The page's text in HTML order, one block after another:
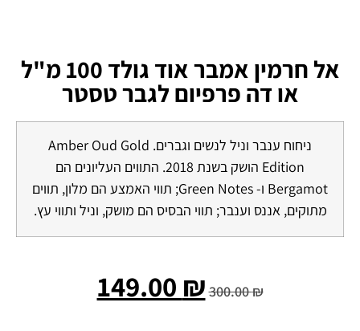
אל חרמין אמבר אוד גולד 100 מ"ל
או דה פרפיום לגבר טסטר
ניחוח ענבר וניל לנשים וגברים. Amber Oud Gold
Edition הושק בשנת 2018. התווים העליונים הם
Bergamot ו- Green Notes; תווי האמצע הם מלון, תווים
מתוקים, אננס וענבר; תווי הבסיס הם מושק, וניל ותווי עץ.
300.00₪
149.00 ₪